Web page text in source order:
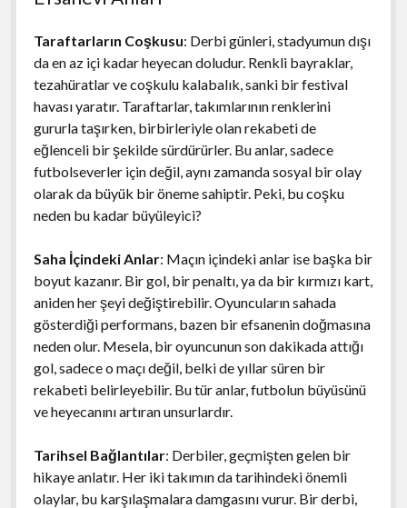
Taraftarların Coşkusu: Derbi günleri, stadyumun dışı
da en az içi kadar heyecan doludur. Renkli bayraklar,
tezahüratlar ve coşkulu kalabalık, sanki bir festival
havası yaratır. Taraftarlar, takımlarının renklerini
gururla taşırken, birbirleriyle olan rekabeti de
eğlenceli bir şekilde sürdürürler. Bu anlar, sadece
futbolseverler için değil, aynı zamanda sosyal bir olay
olarak da büyük bir öneme sahiptir. Peki, bu coşku
neden bu kadar büyüleyici?
Saha İçindeki Anlar: Maçın içindeki anlar ise başka bir
boyut kazanır. Bir gol, bir penaltı, ya da bir kırmızı kart,
aniden her şeyi değiştirebilir. Oyuncuların sahada
gösterdiği performans, bazen bir efsanenin doğmasına
neden olur. Mesela, bir oyuncunun son dakikada attığı
gol, sadece o maçı değil, belki de yıllar süren bir
rekabeti belirleyebilir. Bu tür anlar, futbolun büyüsünü
ve heyecanını artıran unsurlardır.
Tarihsel Bağlantılar: Derbiler, geçmişten gelen bir
hikaye anlatır. Her iki takımın da tarihindeki önemli
olaylar, bu karşılaşmalara damgasını vurur. Bir derbi,